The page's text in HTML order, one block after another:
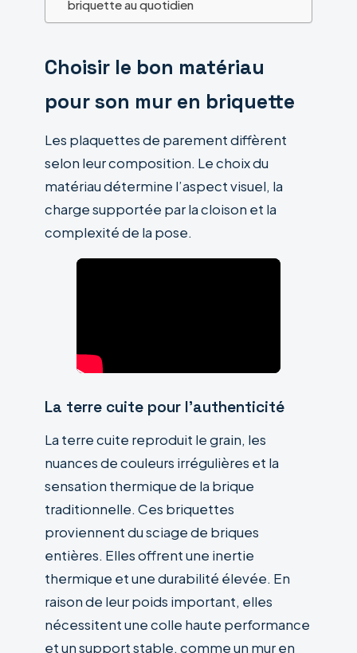
briquette au quotidien
Choisir le bon matériau
pour son mur en briquette
Les plaquettes de parement diffèrent
selon leur composition. Le choix du
matériau détermine l’aspect visuel, la
charge supportée par la cloison et la
complexité de la pose.
La terre cuite pour l’authenticité
La terre cuite reproduit le grain, les
nuances de couleurs irrégulières et la
sensation thermique de la brique
traditionnelle. Ces briquettes
proviennent du sciage de briques
entières. Elles offrent une inertie
thermique et une durabilité élevée. En
raison de leur poids important, elles
nécessitent une colle haute performance
et un support stable, comme un mur en